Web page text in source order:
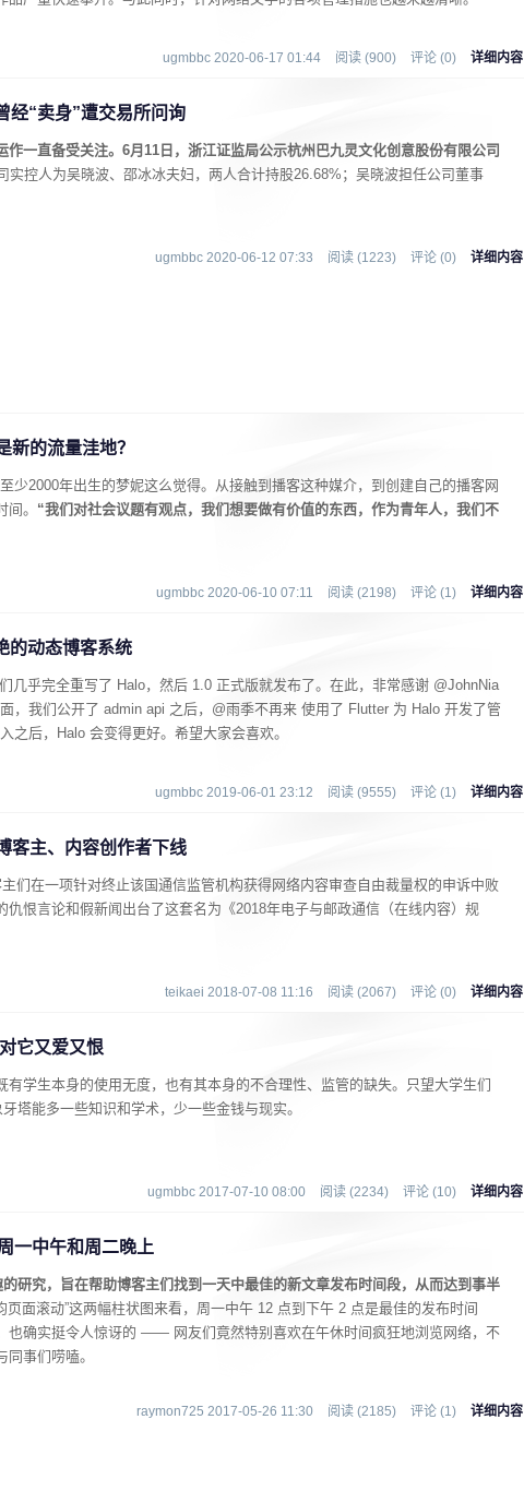
ugmbbc 2020-06-17 01:44 阅读 (900) 评论 (0) 详细内容
经“卖身”遭交易所问询
作一直备受关注。6月11日，浙江证监局公示杭州巴九灵文化创意股份有限公司
实控人为吴晓波、邵冰冰夫妇，两人合计持股26.68%；吴晓波担任公司董事
ugmbbc 2020-06-12 07:33 阅读 (1223) 评论 (0) 详细内容
新的流量洼地？
少2000年出生的梦妮这么觉得。从接触到播客这种媒介，到创建自己的播客网
。 “我们对社会议题有观点，我们想要做有价值的东西，作为青年人，我们不
ugmbbc 2020-06-10 07:11 阅读 (2198) 评论 (1) 详细内容
的动态博客系统
几乎完全重写了 Halo，然后 1.0 正式版就发布了。在此，非常感谢 @JohnNia
，我们公开了 admin api 之后，@雨季不再来 使用了 Flutter 为 Halo 开发了管
之后，Halo 会变得更好。希望大家会喜欢。
ugmbbc 2019-06-01 23:12 阅读 (9555) 评论 (1) 详细内容
客主、内容创作者下线
们在一项针对终止该国通信监管机构获得网络内容审查自由裁量权的申诉中败
仇恨言论和假新闻出台了这套名为《2018年电子与邮政通信（在线内容）规
teikaei 2018-07-08 11:16 阅读 (2067) 评论 (0) 详细内容
它又爱又恨
学生本身的使用无度，也有其本身的不合理性、监管的缺失。只望大学生们
塔能多一些知识和学术，少一些金钱与现实。
ugmbbc 2017-07-10 08:00 阅读 (2234) 评论 (10) 详细内容
一中午和周二晚上
研究，旨在帮助博客主们找到一天中最佳的新文章发布时间段，从而达到事半
页面滚动”这两幅柱状图来看，周一中午 12 点到下午 2 点是最佳的发布时间
也确实挺令人惊讶的 —— 网友们竟然特别喜欢在午休时间疯狂地浏览网络，不
事们唠嗑。
raymon725 2017-05-26 11:30 阅读 (2185) 评论 (1) 详细内容